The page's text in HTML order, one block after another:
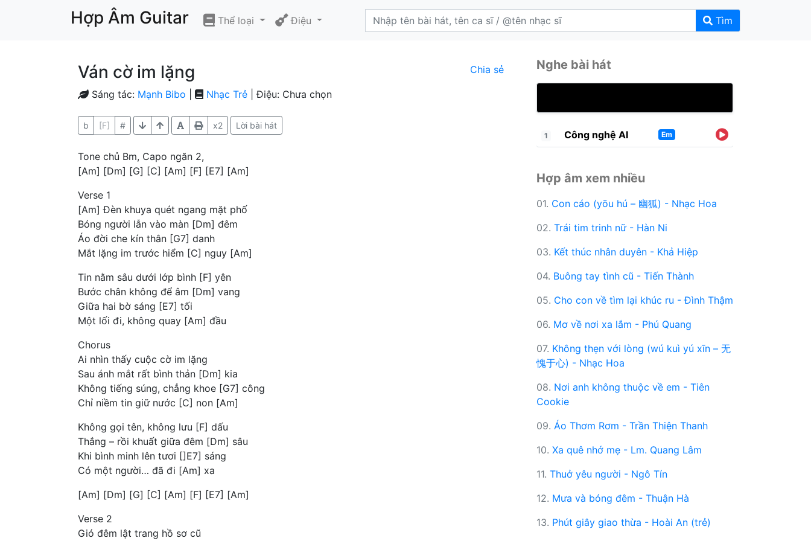
Hợp Âm Guitar Thể loại Điệu Tìm
Ván cờ im lặng Chia sẻ
Sáng tác: Mạnh Bibo Nhạc Trẻ | Điệu: Chưa chọn
b [F] # x2 Lời bài hát
Tone chủ Bm, Capo ngăn 2,
[Am] [Dm] [G] [C] [Am] [F] [E7] [Am]
Verse 1
[Am] Đèn khuya quét ngang mặt phố
Bóng người lẫn vào màn [Dm] đêm
Áo đời che kín thân [G7] danh
Mắt lặng im trước hiểm [C] nguy [Am]
Tin nằm sâu dưới lớp bình [F] yên
Bước chân không để âm [Dm] vang
Giữa hai bờ sáng [E7] tối
Một lối đi, không quay [Am] đầu
Chorus
Ai nhìn thấy cuộc cờ im lặng
Sau ánh mắt rất bình thản [Dm] kia
Không tiếng súng, chẳng khoe [G7] công
Chỉ niềm tin giữ nước [C] non [Am]
Không gọi tên, không lưu [F] dấu
Thắng – rồi khuất giữa đêm [Dm] sâu
Khi bình minh lên tươi []E7] sáng
Có một người… đã đi [Am] xa
[Am] [Dm] [G] [C] [Am] [F] [E7] [Am]
Verse 2
Gió đêm lật trang hồ sơ cũ
Nghe bài hát
1 Công nghệ AI Em
Hợp âm xem nhiều
01. Con cáo (yōu hú – 幽狐) - Nhạc Hoa
02. Trái tim trinh nữ - Hàn Ni
03. Kết thúc nhân duyên - Khả Hiệp
04. Buông tay tình cũ - Tiến Thành
05. Cho con về tìm lại khúc ru - Đình Thậm
06. Mơ về nơi xa lắm - Phú Quang
07. Không thẹn với lòng (wú kuì yú xīn – 无
愧于心) - Nhạc Hoa
08. Nơi anh không thuộc về em - Tiên
Cookie
09. Áo Thơm Rơm - Trần Thiện Thanh
10. Xa quê nhớ mẹ - Lm. Quang Lâm
11. Thuở yêu người - Ngô Tín
12. Mưa và bóng đêm - Thuận Hà
13. Phút giây giao thừa - Hoài An (trẻ)